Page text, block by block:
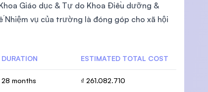
Giáo dục & Tự do Khoa Điều dưỡng &
Nhiệm vụ của trường là đóng góp cho xã hội
DURATION ESTIMATED TOTAL COST
28 months ₫ 261.082.710